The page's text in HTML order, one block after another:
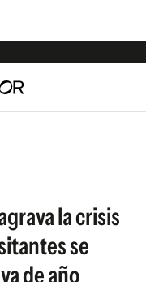
la crisis
se
de año